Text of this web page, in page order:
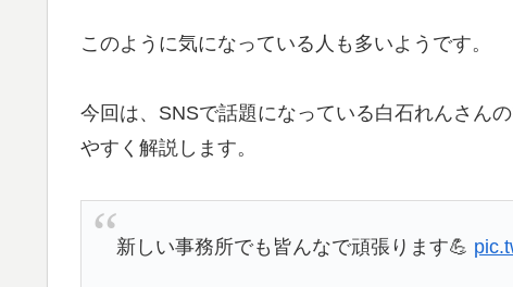
このように気になっている人も多いようです。
今回は、SNSで話題になっている白石れんさん
やすく解説します。
新しい事務所でも皆んなで頑張ります💪